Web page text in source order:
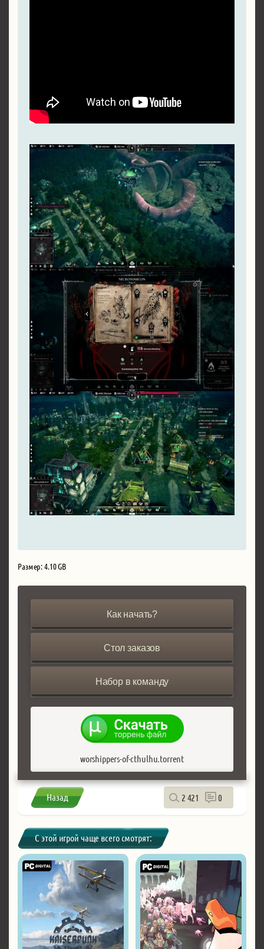
Размер: 4.10 GB
Как начать?
Стол заказов
Набор в команду
worshippers-of-cthulhu.torrent
Назад 2 421 0
С этой игрой чаще всего смотрят: